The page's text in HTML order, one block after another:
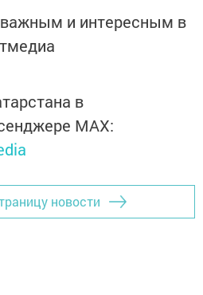
и интересным в
в
MАХ:
новости